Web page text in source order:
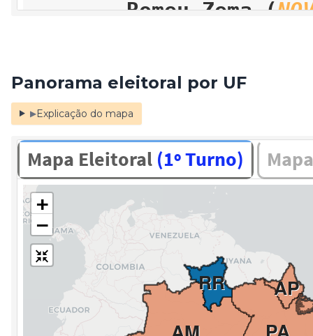
Panorama eleitoral por UF
▶Explicação do mapa